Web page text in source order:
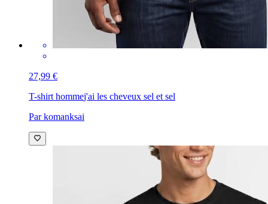
27,99 €
T-shirt hommej'ai les cheveux sel et sel
Par komanksai